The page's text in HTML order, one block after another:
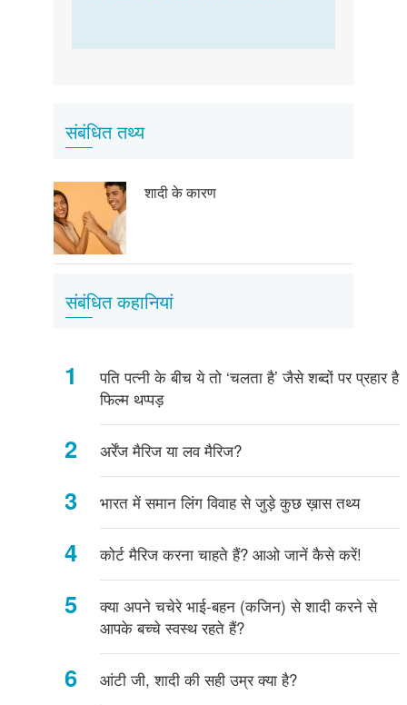
संबंधित तथ्य
शादी के कारण
संबंधित कहानियां
पति पत्नी के बीच ये तो ‘चलता है’ जैसे शब्दों पर प्रहार है
फिल्म थप्पड़
अर्रेंज मैरिज या लव मैरिज?
भारत में समान लिंग विवाह से जुड़े कुछ ख़ास तथ्य
कोर्ट मैरिज करना चाहते हैं? आओ जानें कैसे करें!
क्या अपने चचेरे भाई-बहन (कजिन) से शादी करने से
आपके बच्चे स्वस्थ रहते हैं?
आंटी जी, शादी की सही उम्र क्या है?